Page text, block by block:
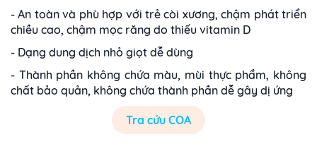
- An toàn và phù hợp với trẻ còi xương, chậm phát triển
chiều cao, chậm mọc răng do thiếu vitamin D
- Dạng dung dịch nhỏ giọt dễ dùng
- Thành phần không chứa màu, mùi thực phẩm, không
chất bảo quản, không chứa thành phần dễ gây dị ứng
Tra cứu COA